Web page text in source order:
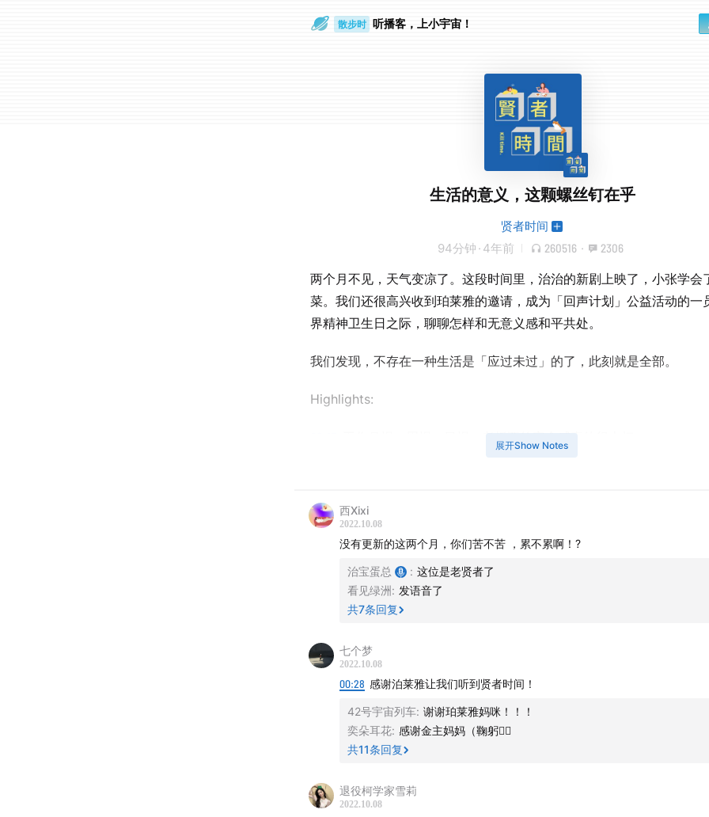
通勤路上 听播客，上小宇宙！
生活的意义，这颗螺丝钉在乎
贤者时间
94分钟 · 4年前 260516 · 2306
两个月不见，天气变凉了。这段时间里，治治的新剧上映了，小张学会
菜。我们还很高兴收到珀莱雅的邀请，成为「回声计划」公益活动的一
界精神卫生日之际，聊聊怎样和无意义感和平共处。
我们发现，不存在一种生活是「应过未过」的了，此刻就是全部。
Highlights:
工作月报、周报、日报，老板要的安全感真的很大杯
44:19 不可能不玩手机的，打死也不可能
想夸张地手舞足蹈，想往可乐里投曼妥思
主要就是说清醒是个不可逆的东西
本期节目是珀莱雅青年心理健康公益行动回声计划×小宇宙的系列节目
知名国货美妆品牌珀莱雅支持制作播出。
去年，在10月10日「世界精神卫生日」珀莱雅发起「青年心理健康公益
——回声计划」，并表达不必对情绪感到羞耻的品牌态度。今年，珀莱
公益行动分享心理学知识，消除偏见和歧视，愿每一种情绪都能收到善
展开Show Notes
西Xixi
2022.10.08
没有更新的这两个月，你们苦不苦 ，累不累啊！?
治宝蛋总 : 这位是老贤者了
看见绿洲: 发语音了
共7条回复
七个梦
2022.10.08
00:28 感谢泊莱雅让我们听到贤者时间！
42号宇宙列车: 谢谢珀莱雅妈咪！！！
奕朵耳花: 感谢金主妈妈（鞠躬🙇‍♀️
共11条回复
退役柯学家雪莉
2022.10.08